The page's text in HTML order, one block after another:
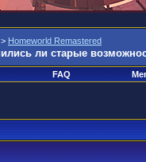
> Homeworld Remastered
ли старые
FAQ